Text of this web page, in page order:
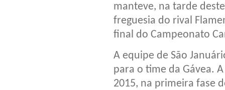
manteve, na tarde
freguesia do rival
final do Campeonato
A equipe de São
para o time da Gávea.
2015, na primeira fase